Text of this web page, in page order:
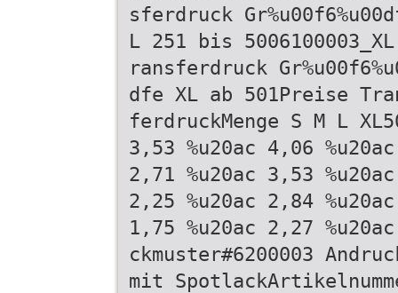
sferdruck
L 251 bis
ransferdruck
dfe XL ab 501Preise
ferdruckMenge S M L
3,53 %u20ac 4,06
2,71 %u20ac 3,53
2,25 %u20ac 2,84
1,75 %u20ac 2,27
ckmuster#6200003
mit